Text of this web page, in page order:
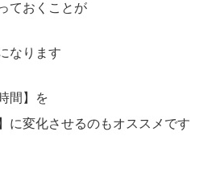
ておくことが
なります
間】を
に変化させるのもオススメです